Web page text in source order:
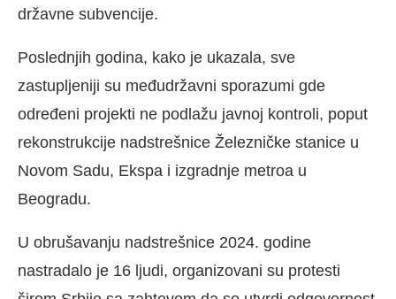
državne subvencije.
Poslednjih godina, kako je ukazala, sve
zastupljeniji su međudržavni sporazumi gde
određeni projekti ne podlažu javnoj kontroli, poput
rekonstrukcije nadstrešnice Železničke stanice u
Novom Sadu, Ekspa i izgradnje metroa u
Beogradu.
U obrušavanju nadstrešnice 2024. godine
nastradalo je 16 ljudi, organizovani su protesti